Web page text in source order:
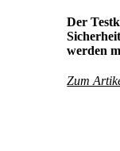
Der
werden
Zum